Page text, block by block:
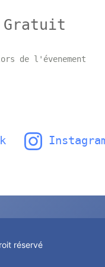
de l'évenement
réservé